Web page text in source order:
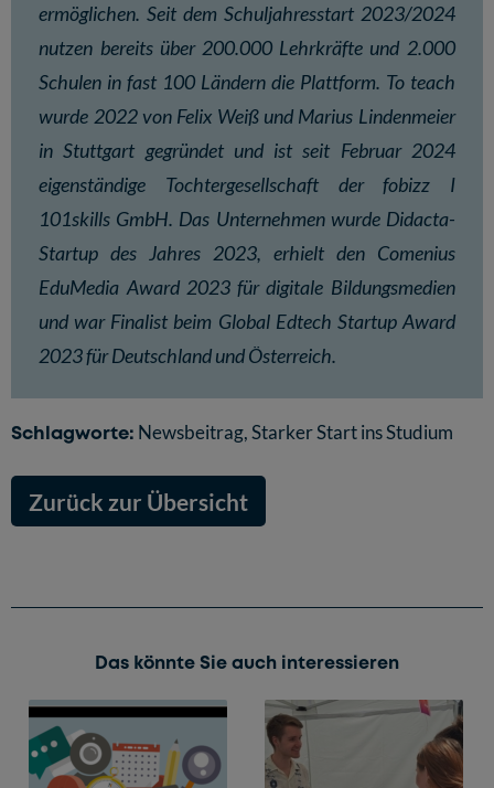
ermöglichen. Seit dem Schuljahresstart 2023/2024
nutzen bereits über 200.000 Lehrkräfte und 2.000
Schulen in fast 100 Ländern die Plattform. To teach
wurde 2022 von Felix Weiß und Marius Lindenmeier
in Stuttgart gegründet und ist seit Februar 2024
eigenständige Tochtergesellschaft der fobizz I
101skills GmbH. Das Unternehmen wurde Didacta-
Startup des Jahres 2023, erhielt den Comenius
EduMedia Award 2023 für digitale Bildungsmedien
und war Finalist beim Global Edtech Startup Award
2023 für Deutschland und Österreich.
Schlagworte: Newsbeitrag, Starker Start ins Studium
Zurück zur Übersicht
Das könnte Sie auch interessieren